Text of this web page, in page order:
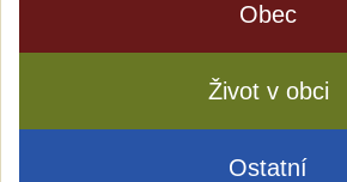
Obec
Život v obci
Ostatní